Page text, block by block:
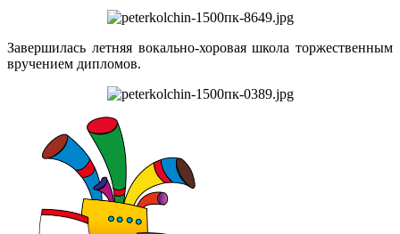
Завершилась летняя вокально-хоровая школа торжественным
вручением дипломов.